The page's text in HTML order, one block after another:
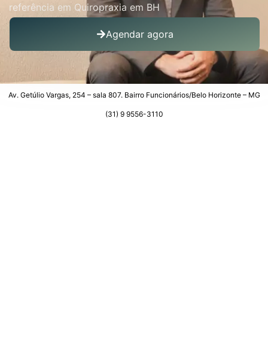
referência em Quiropraxia em BH
Agendar agora
Av. Getúlio Vargas, 254 – sala 807. Bairro Funcionários/Belo Horizonte – MG
(31) 9 9556-3110